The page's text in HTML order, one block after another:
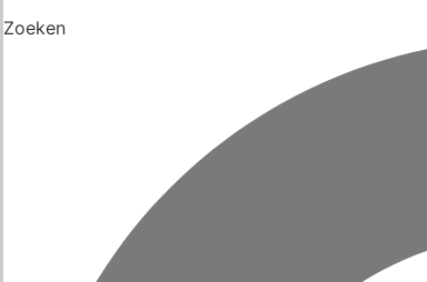
Zoeken